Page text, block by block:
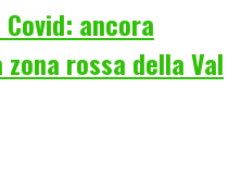
ancora
rossa della Val